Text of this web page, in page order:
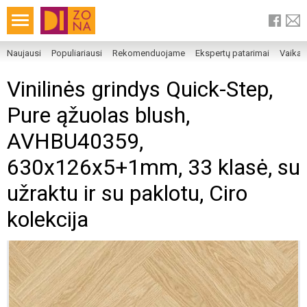
Naujausi Populiariausi Rekomenduojame Ekspertų patarimai
Vinilinės grindys Quick-Step,
Pure ąžuolas blush,
AVHBU40359,
630x126x5+1mm, 33 klasė, su
užraktu ir su paklotu, Ciro
kolekcija